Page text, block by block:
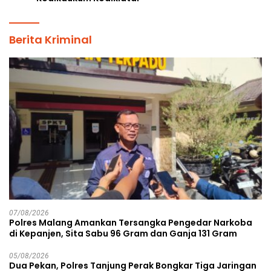
Berita Kriminal
07/08/2026
Polres Malang Amankan Tersangka Pengedar Narkoba
di Kepanjen, Sita Sabu 96 Gram dan Ganja 131 Gram
05/08/2026
Dua Pekan, Polres Tanjung Perak Bongkar Tiga Jaringan